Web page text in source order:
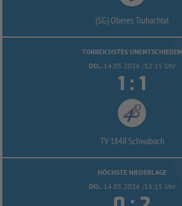
(SG) Oberes Trubachtal
TORREICHSTES UNENTSCHIEDEN
DO.. 14.05.2026 /12:15 Uhr
 : 
TV 1848 Schwabach
HÖCHSTE NIEDERLAGE
DO.. 14.05.2026 /16:15 Uhr